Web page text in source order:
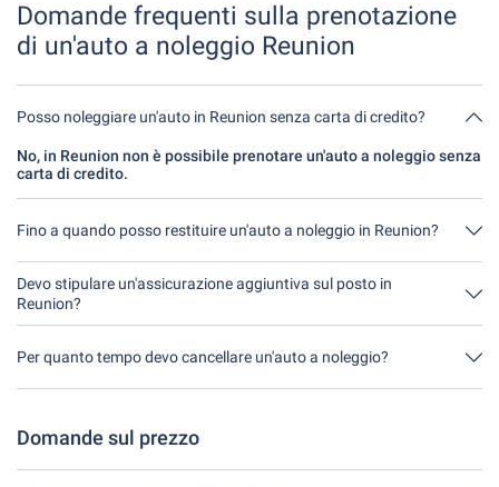
Domande frequenti sulla prenotazione
di un'auto a noleggio Reunion
Posso noleggiare un'auto in Reunion senza carta di credito?
No, in Reunion non è possibile prenotare un'auto a noleggio senza
carta di credito.
Fino a quando posso restituire un'auto a noleggio in Reunion?
In linea di principio, potete restituire l'auto a noleggio in qualsiasi
momento della giornata. L'unica cosa importante è che non
restituiate l'auto a noleggio più tardi di quanto indicato al
Devo stipulare un'assicurazione aggiuntiva sul posto in
Reunion?
È meglio prenotare l'assicurazione completa senza franchigia
assicurazione aggiuntiva in loco.
Per quanto tempo devo cancellare un'auto a noleggio?
Avete a disposizione fino a 24 ore prima del noleggio, entro
Domande sul prezzo